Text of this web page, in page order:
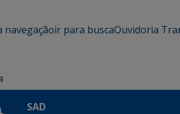
navegaçãoir para buscaOuvidoria
SAD